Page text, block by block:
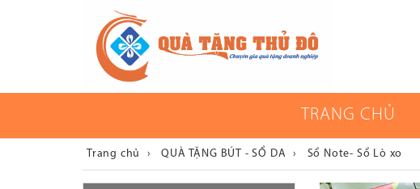
TRANG CHỦ
Trang chủ › QUÀ TẶNG BÚT - SỔ DA › Sổ Note- Sổ Lò xo